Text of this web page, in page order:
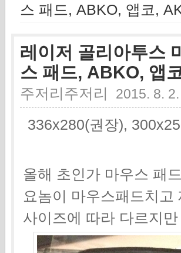
스 패드, ABKO, 앱코,
레이저 골리아투스
스 패드, ABKO, 앱
주저리주저리 2015. 8.
336x280(권장),
올해 초인가 마우스 패
요놈이 마우스패드치
사이즈에 따라 다르지